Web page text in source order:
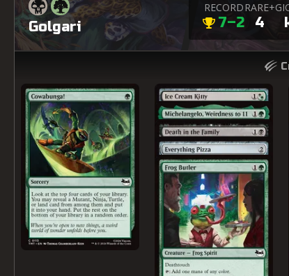
Golgari
RECORD
7–2
RARE+
4